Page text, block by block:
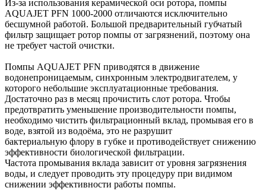
Из-за использования керамической оси ротора, помпы
AQUAJET PFN 1000-2000 отличаются исключительно
бесшумной работой. Большой предварительный губчатый
фильтр защищает ротор помпы от загрязнений, поэтому она
не требует частой очистки.
Помпы AQUAJET PFN приводятся в движение
водонепроницаемым, синхронным электродвигателем, у
которого небольшие эксплуатационные требования.
Достаточно раз в месяц прочистить слот ротора. Чтобы
предотвратить уменьшение производительности помпы,
необходимо чистить фильтрационный вклад, промывая его в
воде, взятой из водоёма, это не разрушит
бактериальную флору в губке и противодействует снижению
эффективности биологической фильтрации.
Частота промывания вклада зависит от уровня загрязнения
воды, и следует проводить эту процедуру при видимом
снижении эффективности работы помпы.